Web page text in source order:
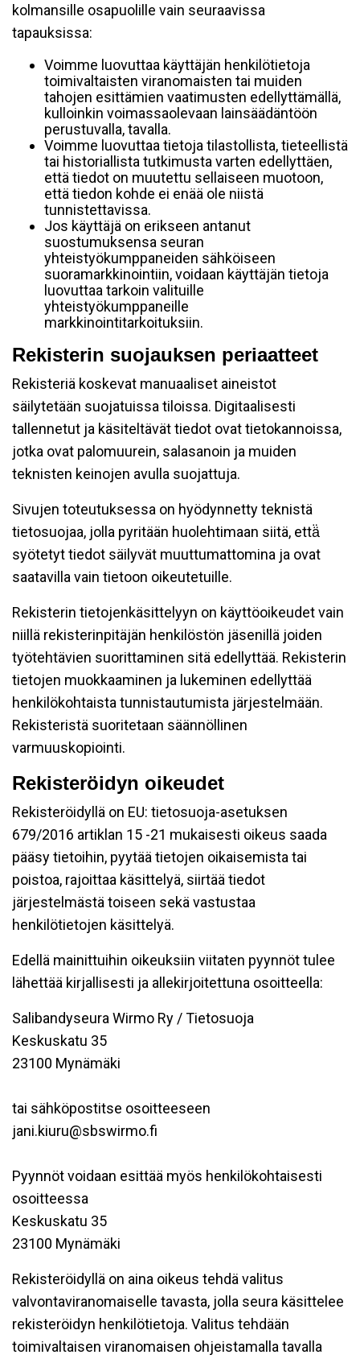
kolmansille osapuolille vain seuraavissa
tapauksissa:
Voimme luovuttaa käyttäjän henkilötietoja
toimivaltaisten viranomaisten tai muiden
tahojen esittämien vaatimusten edellyttämällä,
kulloinkin voimassaolevaan lainsäädäntöön
perustuvalla, tavalla.
Voimme luovuttaa tietoja tilastollista, tieteellistä
tai historiallista tutkimusta varten edellyttäen,
että tiedot on muutettu sellaiseen muotoon,
että tiedon kohde ei enää ole niistä
tunnistettavissa.
Jos käyttäjä on erikseen antanut
suostumuksensa seuran
yhteistyökumppaneiden sähköiseen
suoramarkkinointiin, voidaan käyttäjän tietoja
luovuttaa tarkoin valituille
yhteistyökumppaneille
markkinointitarkoituksiin.
Rekisterin suojauksen periaatteet
Rekisteriä koskevat manuaaliset aineistot
säilytetään suojatuissa tiloissa. Digitaalisesti
tallennetut ja käsiteltävät tiedot ovat tietokannoissa,
jotka ovat palomuurein, salasanoin ja muiden
teknisten keinojen avulla suojattuja.
Sivujen toteutuksessa on hyödynnetty teknistä
tietosuojaa, jolla pyritään huolehtimaan siitä, että̈
syötetyt tiedot säilyvät muuttumattomina ja ovat
saatavilla vain tietoon oikeutetuille.
Rekisterin tietojenkäsittelyyn on käyttöoikeudet vain
niillä rekisterinpitäjän henkilöstön jäsenillä joiden
työtehtävien suorittaminen sitä edellyttää. Rekisterin
tietojen muokkaaminen ja lukeminen edellyttää
henkilökohtaista tunnistautumista järjestelmään.
Rekisteristä suoritetaan säännöllinen
varmuuskopiointi.
Rekisteröidyn oikeudet
Rekisteröidyllä on EU: tietosuoja-asetuksen
679/2016 artiklan 15 -21 mukaisesti oikeus saada
pääsy tietoihin, pyytää tietojen oikaisemista tai
poistoa, rajoittaa käsittelyä, siirtää tiedot
järjestelmästä toiseen sekä vastustaa
henkilötietojen käsittelyä.
Edellä mainittuihin oikeuksiin viitaten pyynnöt tulee
lähettää kirjallisesti ja allekirjoitettuna osoitteella:
Salibandyseura Wirmo Ry / Tietosuoja
Keskuskatu 35
23100 Mynämäki
tai sähköpostitse osoitteeseen
jani.kiuru@sbswirmo.fi
Pyynnöt voidaan esittää myös henkilökohtaisesti
osoitteessa
Keskuskatu 35
23100 Mynämäki
Rekisteröidyllä on aina oikeus tehdä valitus
valvontaviranomaiselle tavasta, jolla seura käsittelee
rekisteröidyn henkilötietoja. Valitus tehdään
toimivaltaisen viranomaisen ohjeistamalla tavalla